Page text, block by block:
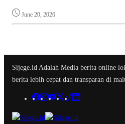
June 20, 2026
Sijege.id Adalah Media berita online
berita lebih cepat dan transparan di